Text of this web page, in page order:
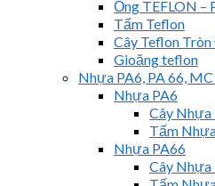
Ống TEFLON –
Tấm Teflon
Cây Teflon
Gioăng teflon
Nhựa PA6, PA 66,
Nhựa PA6
Cây Nhựa
Tấm
Nhựa PA66
Cây Nhựa